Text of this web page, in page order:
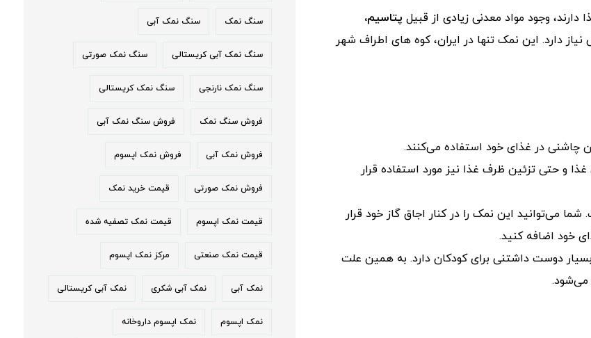
دارند، وجود مواد معدنی زیادی از قبیلپتاسیم،
دارد. این نمک تنها در ایران، کوه های اطراف شهر
چاشنی در غذای خود استفاده می‌کنند.
و حتی تزئین ظرف غذا نیز مورد استفاده قرار
می‌توانید این نمک را در کنار اجاق گاز خود قرار
خود اضافه کنید.
دوست داشتنی برای کودکان دارد. به همین علت
می‌شود.
سنگ نمک سنگ نمک آبی
سنگ نمک آبی کریستالی سنگ نمک صورتی
سنگ نمک نارنجی سنگ نمک کریستالی
فروش سنگ نمک فروش سنگ نمک آبی
فروش نمک آبی فروش نمک اپسوم
فروش نمک صورتی قیمت خرید نمک
قیمت نمک اپسوم قیمت نمک تصفیه شده
قیمت نمک صنعتی مرکز نمک اپسوم
نمک آبی نمک آبی شکری نمک آبی کریستالی
نمک اپسوم نمک اپسوم داروخانه